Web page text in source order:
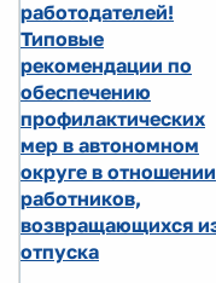
работодателей!
Типовые
рекомендации по
обеспечению
профилактических
мер в автономном
округе в отношении
работников,
возвращающихся
отпуска